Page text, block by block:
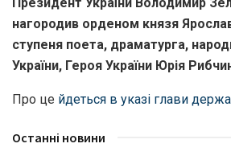
нагородив орденом князя
ступеня поета, драматурга,
України, Героя України Юрія
Про це йдеться в указі глави
Останні новини